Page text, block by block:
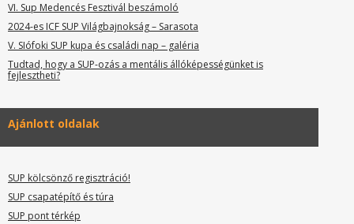
VI. Sup Medencés Fesztivál beszámoló
2024-es ICF SUP Világbajnokság – Sarasota
V. SIófoki SUP kupa és családi nap – galéria
Tudtad, hogy a SUP-ozás a mentális állóképességünket is
fejlesztheti?
Ajánlott oldalak
SUP kölcsönző regisztráció!
SUP csapatépítő és túra
SUP pont térkép